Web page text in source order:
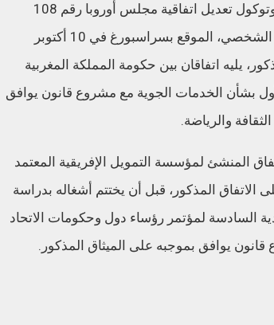
وسيواصل المجلس أشغاله، حسب المصدر ذاته ، بدراسة بروتوكول تعديل اتفاقية مجلس أوروبا رقم 108
لحماية الأشخاص تجاه المعالجة الآلية للمعطيات ذات الطابع الشخصي، الموقع بسراسبورغ في 10 أكتوبر
يليه اتفاقان بين حكومة المملكة المغربية
الموقعان بالرباط في 11 غشت 2021، الأول بشأن الخدمات الجوية مع مشروع قانون يوافق
والرياضة.
المنشئ لمؤسسة التمويل الإفريقية المعتمد
بموجبه على الاتفاق المذكور، قبل أن يختتم أشغاله بدراسة
السادسة لمؤتمر رؤساء دول وحكومات الاتحاد